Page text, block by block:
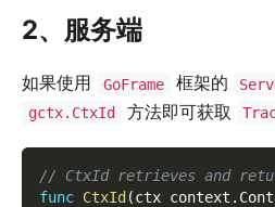
2、服务端
如果使用 GoFrame 框架的
gctx.CtxId 方法即可获取
// CtxId retrieves and
func CtxId (ctx context .